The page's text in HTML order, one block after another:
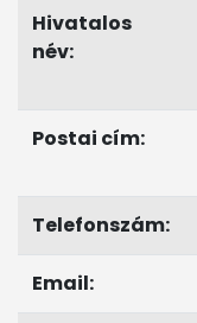
Hivatalos
név:
Postai cím:
Telefonszám:
Email: